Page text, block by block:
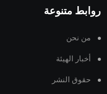
روابط متنوعة
من نحن
أخبار الهيئة
حقوق النشر